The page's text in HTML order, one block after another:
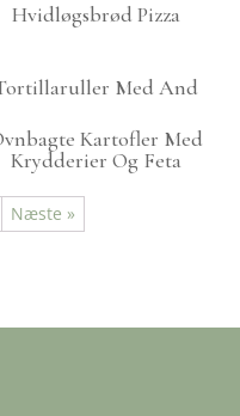
Hvidløgsbrød Pizza
Med And
Kartofler Med
Krydderier Og Feta
Næste »